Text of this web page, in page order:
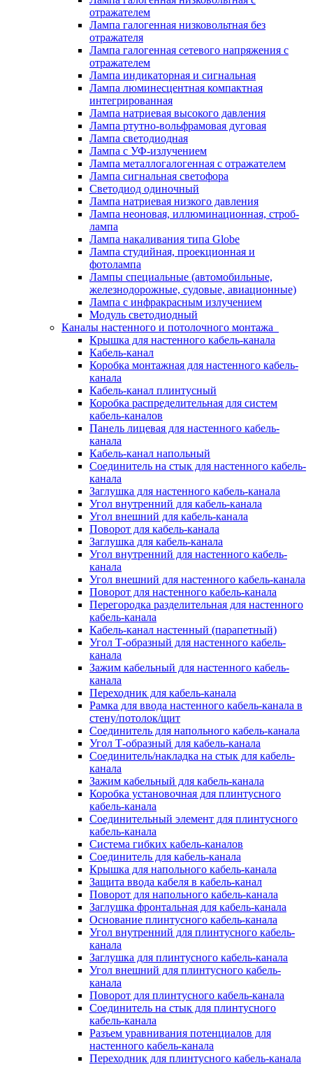
отражателем
Лампа галогенная низковольтная без
отражателя
Лампа галогенная сетевого напряжения с
отражателем
Лампа индикаторная и сигнальная
Лампа люминесцентная компактная
интегрированная
Лампа натриевая высокого давления
Лампа ртутно-вольфрамовая дуговая
Лампа светодиодная
Лампа с УФ-излучением
Лампа металлогалогенная с отражателем
Лампа сигнальная светофора
Светодиод одиночный
Лампа натриевая низкого давления
Лампа неоновая, иллюминационная, строб-
лампа
Лампа накаливания типа Globe
Лампа студийная, проекционная и
фотолампа
Лампы специальные (автомобильные,
железнодорожные, судовые, авиационные)
Лампа с инфракрасным излучением
Модуль светодиодный
Каналы настенного и потолочного монтажа
Крышка для настенного кабель-канала
Кабель-канал
Коробка монтажная для настенного кабель-
канала
Кабель-канал плинтусный
Коробка распределительная для систем
кабель-каналов
Панель лицевая для настенного кабель-
канала
Кабель-канал напольный
Соединитель на стык для настенного кабель-
канала
Заглушка для настенного кабель-канала
Угол внутренний для кабель-канала
Угол внешний для кабель-канала
Поворот для кабель-канала
Заглушка для кабель-канала
Угол внутренний для настенного кабель-
канала
Угол внешний для настенного кабель-канала
Поворот для настенного кабель-канала
Перегородка разделительная для настенного
кабель-канала
Кабель-канал настенный (парапетный)
Угол Т-образный для настенного кабель-
канала
Зажим кабельный для настенного кабель-
канала
Переходник для кабель-канала
Рамка для ввода настенного кабель-канала в
стену/потолок/щит
Соединитель для напольного кабель-канала
Угол Т-образный для кабель-канала
Соединитель/накладка на стык для кабель-
канала
Зажим кабельный для кабель-канала
Коробка установочная для плинтусного
кабель-канала
Соединительный элемент для плинтусного
кабель-канала
Система гибких кабель-каналов
Соединитель для кабель-канала
Крышка для напольного кабель-канала
Защита ввода кабеля в кабель-канал
Поворот для напольного кабель-канала
Заглушка фронтальная для кабель-канала
Основание плинтусного кабель-канала
Угол внутренний для плинтусного кабель-
канала
Заглушка для плинтусного кабель-канала
Угол внешний для плинтусного кабель-
канала
Поворот для плинтусного кабель-канала
Соединитель на стык для плинтусного
кабель-канала
Разъем уравнивания потенциалов для
настенного кабель-канала
Переходник для плинтусного кабель-канала